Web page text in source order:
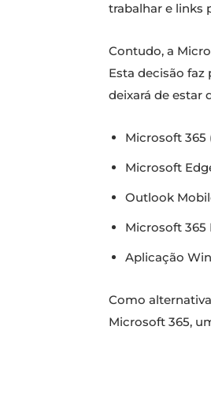
trabalhar e links
Contudo, a
Esta decisão
deixará de estar
Microsoft
Microsoft
Outlook
Microsoft 365
Aplicação
Como
Microsoft 365,